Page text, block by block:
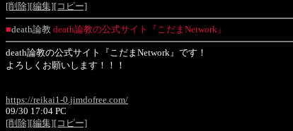
[削除][編集][コピー]
■death論教 death論教の公式サイト『こだまNetwork』
death論教の公式サイト『こだまNetwork』です！
よろしくお願いします！！！
https://reikai1-0.jimdofree.com/
09/30 17:04 PC
[削除][編集][コピー]